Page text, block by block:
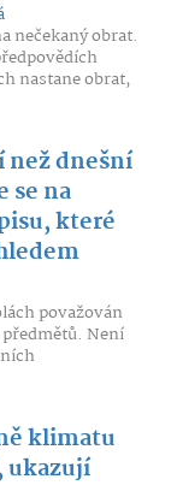
nečekaný obrat.
nastane obrat,
než dnešní
se na
které
považován
Není
klimatu
ukazují